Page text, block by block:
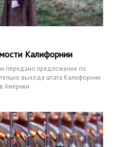
Калифорнии
передано предложение по
выхода штата Калифорнии
Америки